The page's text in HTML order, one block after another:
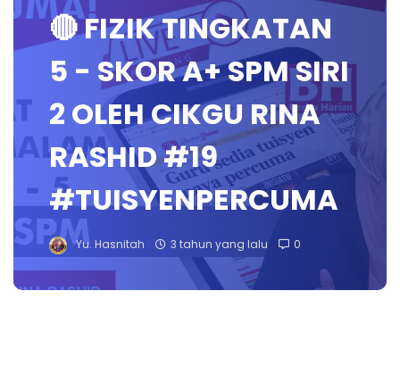
🔴 FIZIK TINGKATAN
5 - SKOR A+ SPM SIRI
2 OLEH CIKGU RINA
RASHID #19
#TUISYENPERCUMA
Yu. Hasnitah 3 tahun yang lalu 0